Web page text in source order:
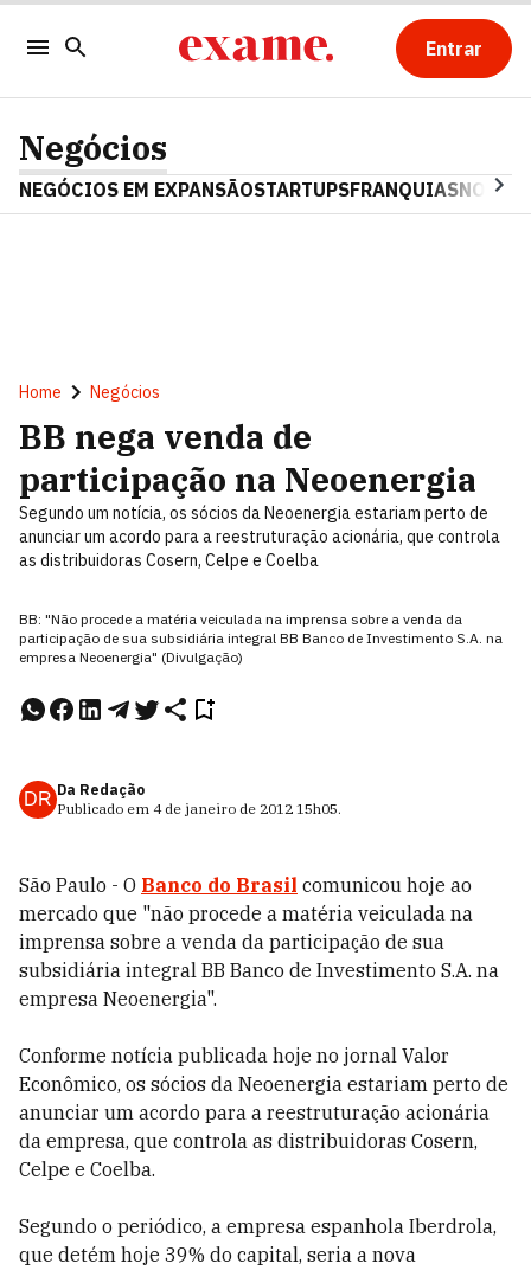
Entrar
Negócios
NEGÓCIOS EM EXPANSÃOSTARTUPSFRANQUIAS
Home Negócios
BB nega venda de
participação na Neoenergia
Segundo um notícia, os sócios da Neoenergia estariam perto de
anunciar um acordo para a reestruturação acionária, que controla
as distribuidoras Cosern, Celpe e Coelba
BB: "Não procede a matéria veiculada na imprensa sobre a venda da
participação de sua subsidiária integral BB Banco de Investimento S.A. na
empresa Neoenergia" (Divulgação)
DR Da Redação
Publicado em 4 de janeiro de 2012 15h05.
São Paulo - O Banco do Brasil comunicou hoje ao
mercado que "não procede a matéria veiculada na
imprensa sobre a venda da participação de sua
subsidiária integral BB Banco de Investimento S.A. na
empresa Neoenergia".
Conforme notícia publicada hoje no jornal Valor
Econômico, os sócios da Neoenergia estariam perto de
anunciar um acordo para a reestruturação acionária
da empresa, que controla as distribuidoras Cosern,
Celpe e Coelba.
Segundo o periódico, a empresa espanhola Iberdrola,
que detém hoje 39% do capital, seria a nova